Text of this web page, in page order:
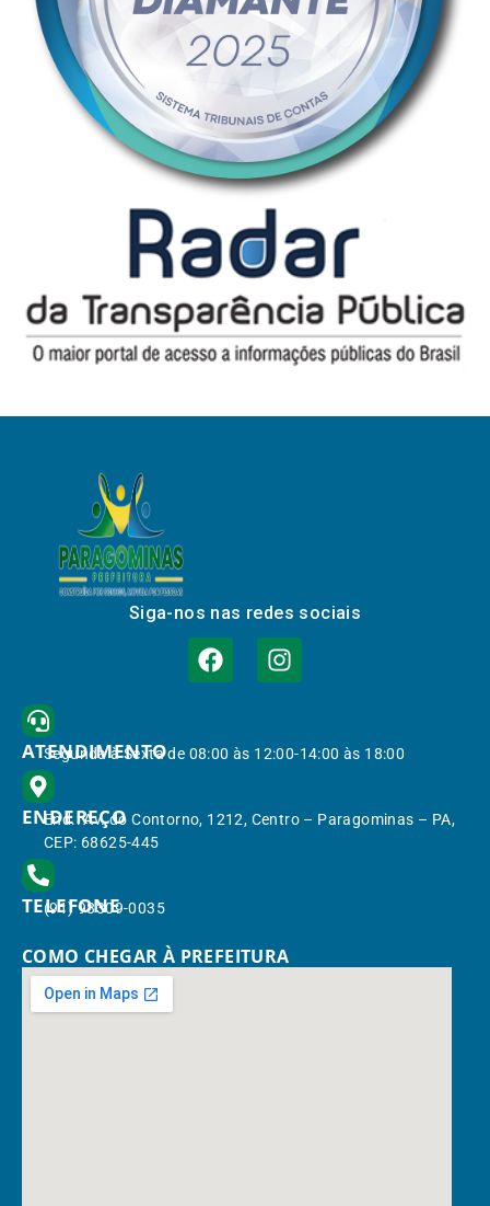
Siga-nos nas redes sociais
ATENDIMENTO
Segunda à Sexta de 08:00 às 12:00-14:00 às 18:00
ENDEREÇO
End.: Av. do Contorno, 1212, Centro – Paragominas – PA,
CEP: 68625-445
TELEFONE
(91) 98309-0035
COMO CHEGAR À PREFEITURA